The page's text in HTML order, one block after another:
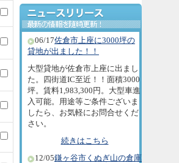
06/17佐倉市上座に3000坪の
貸地が出ました！！
大型貸地が佐倉市上座に出まし
た。四街道IC至近！！面積3000
坪。賃料1,983,300円。大型車進
入可能。用途等ご条件ございま
したら、お気軽にお問合せくだ
さい。
続きはこちら
12/05鎌ヶ谷市くぬぎ山の倉庫